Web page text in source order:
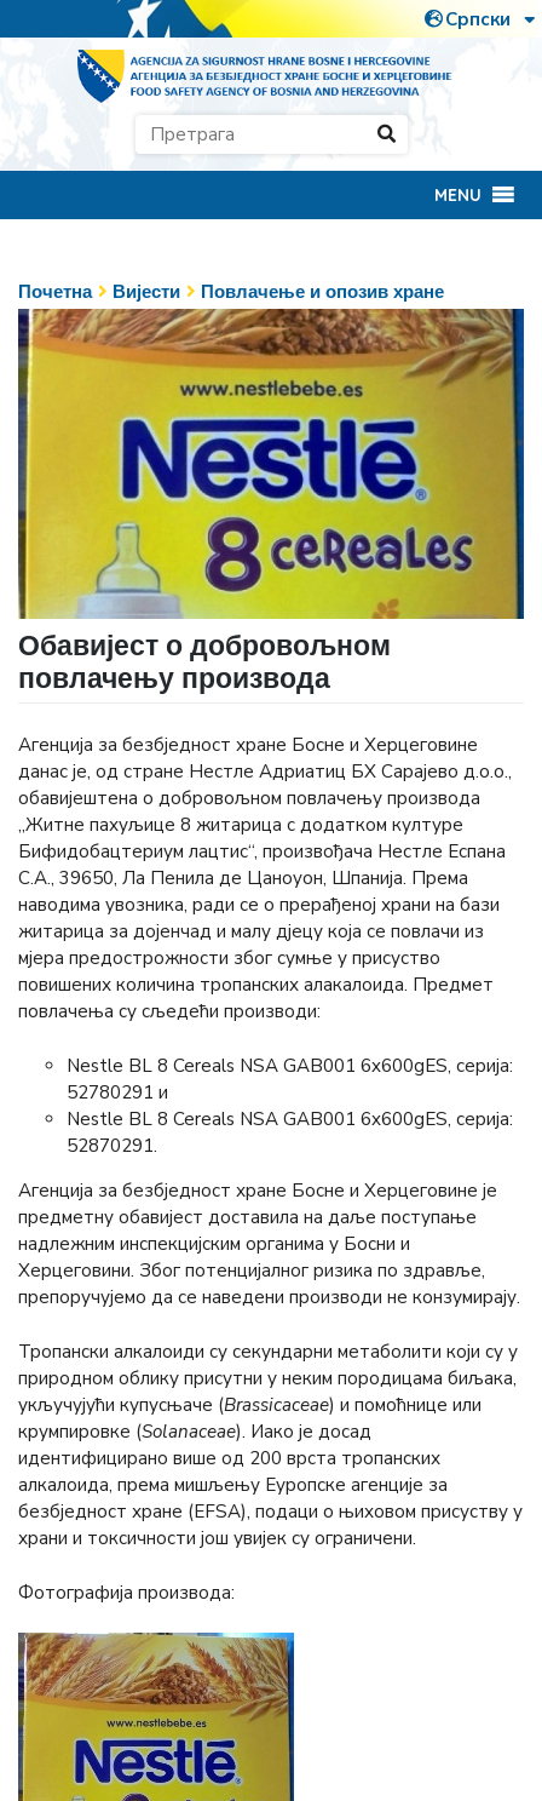
MENU
Почетна Вијести Повлачење и опозив хране
Обавијест о добровољном
повлачењу производа
Агенција за безбједност хране Босне и Херцеговине
данас је, од стране Нестле Адриатиц БХ Сарајево д.о.о.,
обавијештена о добровољном повлачењу производа
„Житне пахуљице 8 житарица с додатком културе
Бифидобацтериум лацтис“, произвођача Нестле Еспана
С.А., 39650, Ла Пенила де Цаноyон, Шпанија. Према
наводима увозника, ради се о прерађеној храни на бази
житарица за дојенчад и малу дјецу која се повлачи из
мјера предострожности због сумње у присуство
повишених количина тропанских алакалоида. Предмет
повлачења су сљедећи производи:
Nestle BL 8 Cereals NSA GAB001 6x600gES, серија:
52780291 и
Nestle BL 8 Cereals NSA GAB001 6x600gES, серија:
52870291.
Агенција за безбједност хране Босне и Херцеговине је
предметну обавијест доставила на даље поступање
надлежним инспекцијским органима у Босни и
Херцеговини. Због потенцијалног ризика по здравље,
препоручујемо да се наведени производи не конзумирају.
Тропански алкалоиди су секундарни метаболити који су у
природном облику присутни у неким породицама биљака,
укључујући купусњаче (Brassicaceae) и помоћнице или
крумпировке (Solanaceae). Иако је досад
идентифицирано више од 200 врста тропанских
алкалоида, према мишљењу Еуропске агенције за
безбједност хране (ЕFSА), подаци о њиховом присуству у
храни и токсичности још увијек су ограничени.
Фотографија производа: